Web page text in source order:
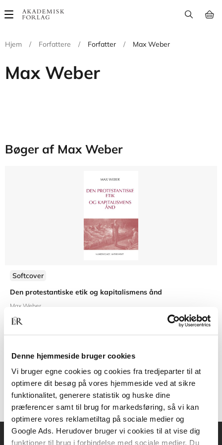
Denne hjemmeside bruger cookies
Vi bruger egne cookies og cookies fra tredjeparter til at
optimere dit besøg på vores hjemmeside ved at sikre
funktionalitet, generere statistik og huske dine
præferencer samt til brug for markedsføring, så vi kan
optimere vores reklametiltag på sociale medier og
Google Ads. Herudover bruger vi cookies til at vise dig
funktioner til brug i forbindelse med sociale medier. Du
Main
Hjem
/ Forfattere / Forfatter / Max Weber
Max Weber
Bøger af Max Weber
Softcover
Den protestantiske etik og kapitalismens ånd
Max Weber
269,95 KR.